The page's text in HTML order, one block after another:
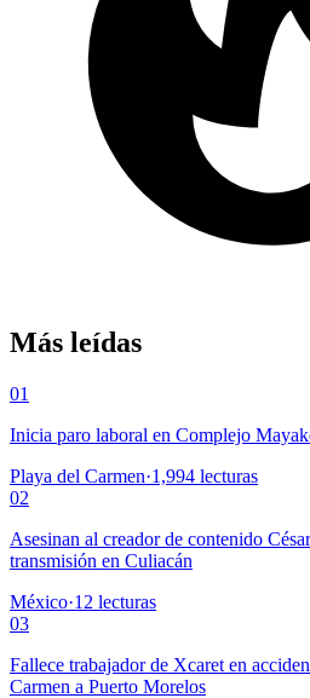
Más leídas
01
Inicia paro laboral en Complejo
Playa del Carmen·1,994 lecturas
02
Asesinan al creador de contenido
transmisión en Culiacán
México·12 lecturas
03
Fallece trabajador de Xcaret en
Carmen a Puerto Morelos